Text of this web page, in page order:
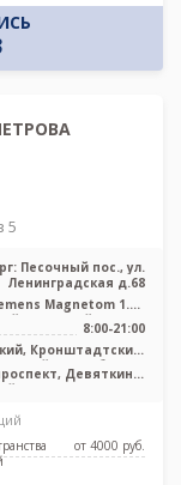
5
Песочный пос., ул.
Ленинградская д.68
Magnetom 1.5T
закрытый тип, GE
Signa Excite ...
8:00-21:00
Кронштадтский,
Лен. область
Девяткино,
проспект, Озерки,
от 4000 pуб.